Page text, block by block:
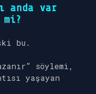
anda var
bu.
söylemi,
yaşayan